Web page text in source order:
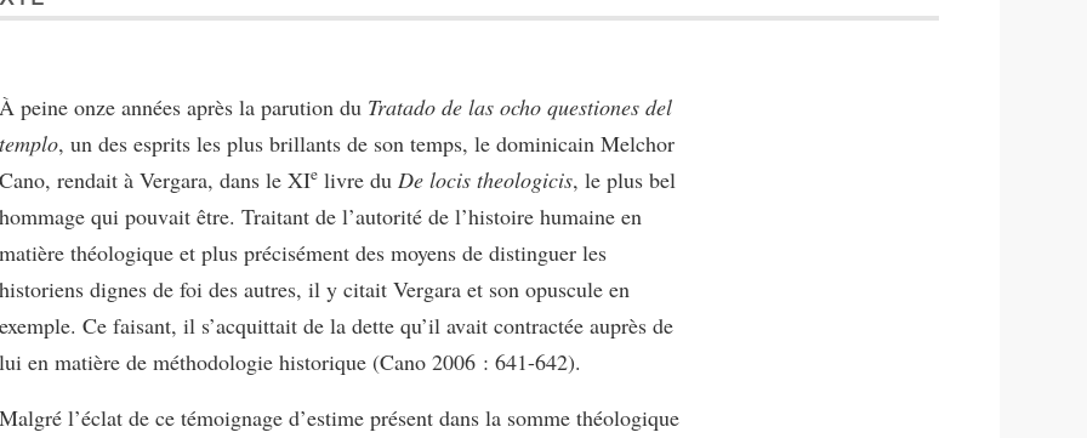
À peine onze années après la parution du Tratado de las ocho questiones del
templo, un des esprits les plus brillants de son temps, le dominicain Melchor
Cano, rendait à Vergara, dans le XIe livre du De locis theologicis, le plus bel
hommage qui pouvait être. Traitant de l’autorité de l’histoire humaine en
matière théologique et plus précisément des moyens de distinguer les
historiens dignes de foi des autres, il y citait Vergara et son opuscule en
exemple. Ce faisant, il s’acquittait de la dette qu’il avait contractée auprès de
lui en matière de méthodologie historique (Cano 2006 : 641-642).
Malgré l’éclat de ce témoignage d’estime présent dans la somme théologique